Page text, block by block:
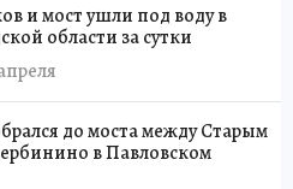
и мост ушли под воду в
области за сутки
до моста между Старым
в Павловском